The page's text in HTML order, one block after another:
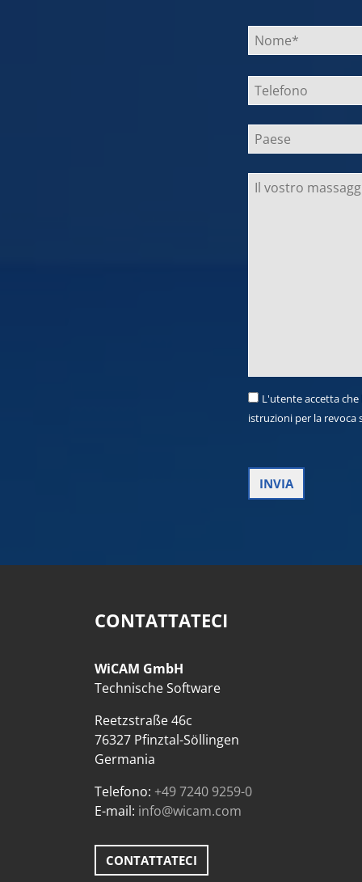
Bitte
lasse
dieses
Feld
leer.
L'utente accetta
istruzioni per la
CONTATTATECI
WiCAM GmbH
Technische Software
Reetzstraße 46c
76327 Pfinztal-Söllingen
Germania
Telefono: +49 7240 9259-0
E-mail: info@wicam.com
CONTATTATECI